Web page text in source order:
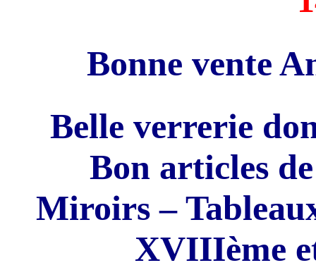
Bonne vente
Belle verrerie
Bon articles
Miroirs –
XVIIIème